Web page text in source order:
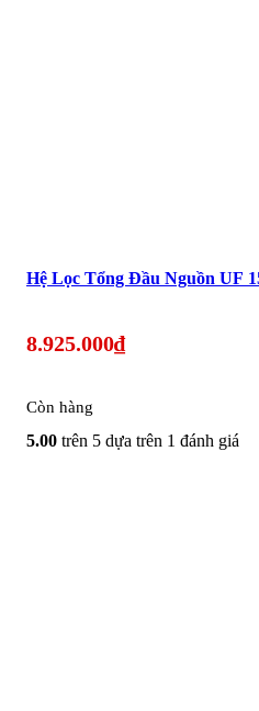
Hệ Lọc Tổng Đầu Nguồn UF
8.925.000₫
Còn hàng
5.00 trên 5 dựa trên 1 đánh giá